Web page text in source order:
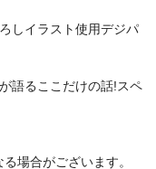
しイラスト使用デジパ
語るここだけの話!スペ
場合がございます。